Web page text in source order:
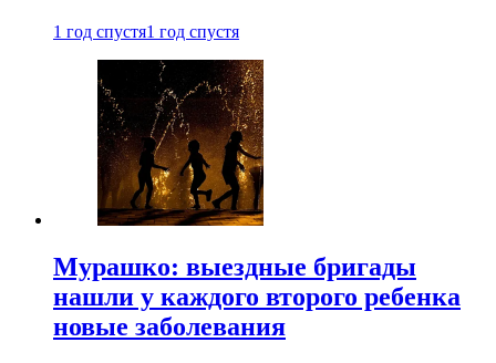
1 год спустя1 год спустя
Мурашко: выездные бригады
нашли у каждого второго ребенка
новые заболевания